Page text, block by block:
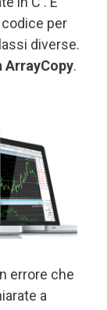
per
diverse.
ArrayCopy.
errore che
a